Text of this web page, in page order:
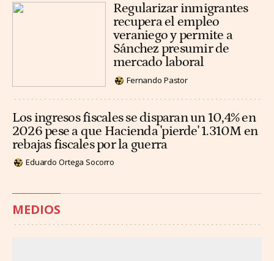
Regularizar inmigrantes
recupera el empleo
veraniego y permite a
Sánchez presumir de
mercado laboral
Fernando Pastor
Los ingresos fiscales se disparan un 10,4% en
2026 pese a que Hacienda 'pierde' 1.310M en
rebajas fiscales por la guerra
Eduardo Ortega Socorro
MEDIOS